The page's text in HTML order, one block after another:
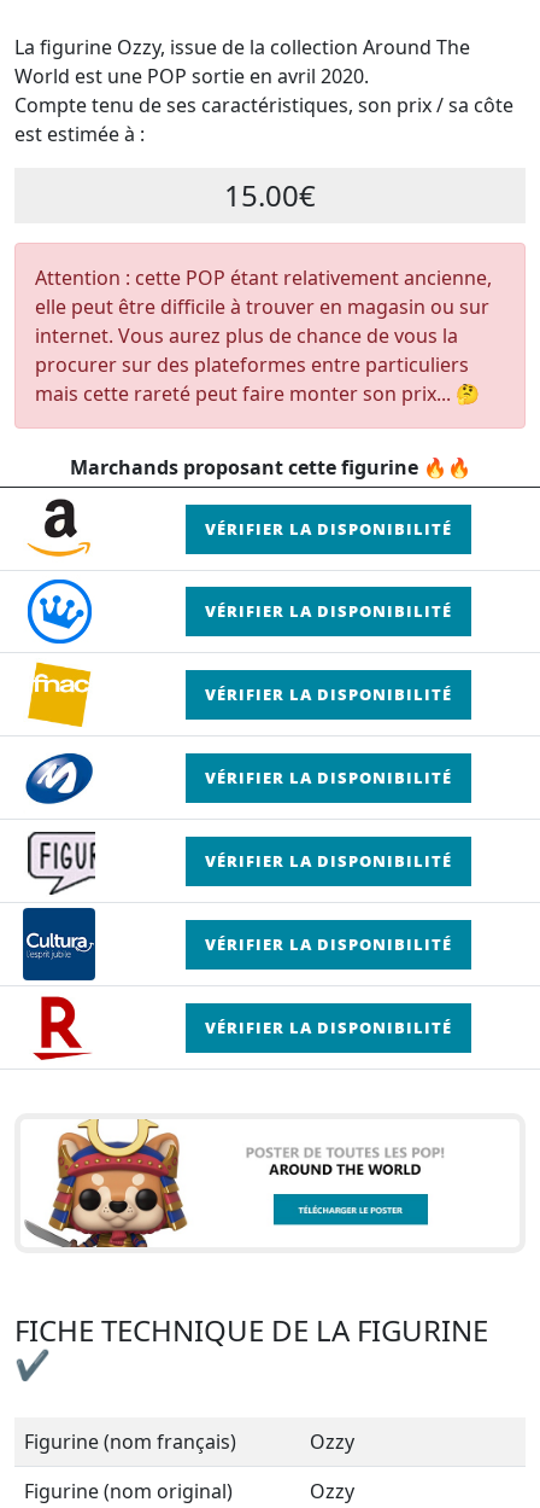
La figurine Ozzy, issue de la collection Around The
World est une POP sortie en avril 2020.
Compte tenu de ses caractéristiques, son prix / sa côte
est estimée à :
15.00€
Attention : cette POP étant relativement ancienne,
elle peut être difficile à trouver en magasin ou sur
internet. Vous aurez plus de chance de vous la
procurer sur des plateformes entre particuliers
mais cette rareté peut faire monter son prix... 🤔
Marchands proposant cette figurine 🔥🔥
VÉRIFIER LA DISPONIBILITÉ
VÉRIFIER LA DISPONIBILITÉ
VÉRIFIER LA DISPONIBILITÉ
VÉRIFIER LA DISPONIBILITÉ
VÉRIFIER LA DISPONIBILITÉ
VÉRIFIER LA DISPONIBILITÉ
VÉRIFIER LA DISPONIBILITÉ
FICHE TECHNIQUE DE LA FIGURINE
✔
Figurine (nom français)
Ozzy
Figurine (nom original)
Ozzy